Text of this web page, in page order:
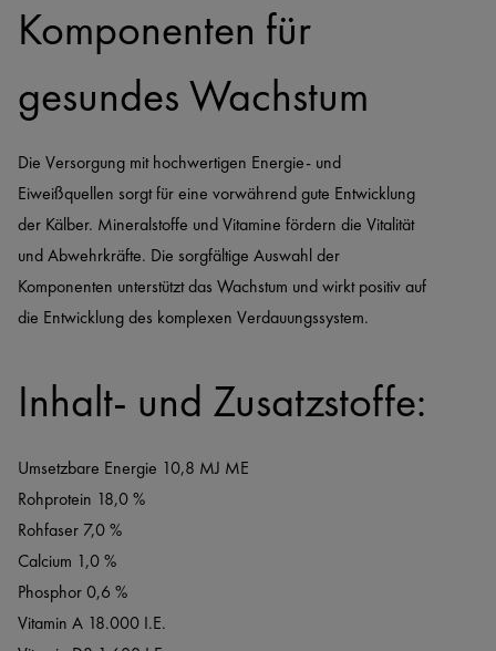
Komponenten für
gesundes Wachstum
Die Versorgung mit hochwertigen Energie- und
Eiweißquellen sorgt für eine vorwährend gute Entwicklung
der Kälber. Mineralstoffe und Vitamine fördern die Vitalität
und Abwehrkräfte. Die sorgfältige Auswahl der
Komponenten unterstützt das Wachstum und wirkt positiv auf
die Entwicklung des komplexen Verdauungssystem.
Inhalt- und Zusatzstoffe:
Umsetzbare Energie 10,8 MJ ME
Rohprotein 18,0 %
Rohfaser 7,0 %
Calcium 1,0 %
Phosphor 0,6 %
Vitamin A 18.000 I.E.